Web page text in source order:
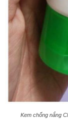
Kem chống nắng